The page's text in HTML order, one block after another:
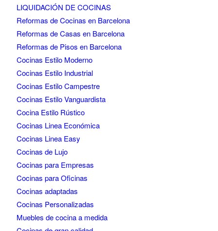
LIQUIDACIÓN DE COCINAS
Reformas de Cocinas en Barcelona
Reformas de Casas en Barcelona
Reformas de Pisos en Barcelona
Cocinas Estilo Moderno
Cocinas Estilo Industrial
Cocinas Estilo Campestre
Cocinas Estilo Vanguardista
Cocina Estilo Rústico
Cocinas Linea Económica
Cocinas Linea Easy
Cocinas de Lujo
Cocinas para Empresas
Cocinas para Oficinas
Cocinas adaptadas
Cocinas Personalizadas
Muebles de cocina a medida